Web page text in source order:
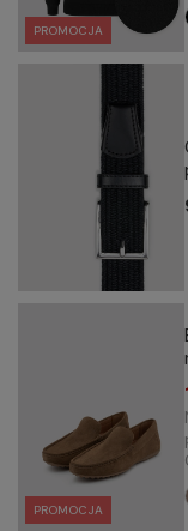
PROMOCJA
PROMOCJA